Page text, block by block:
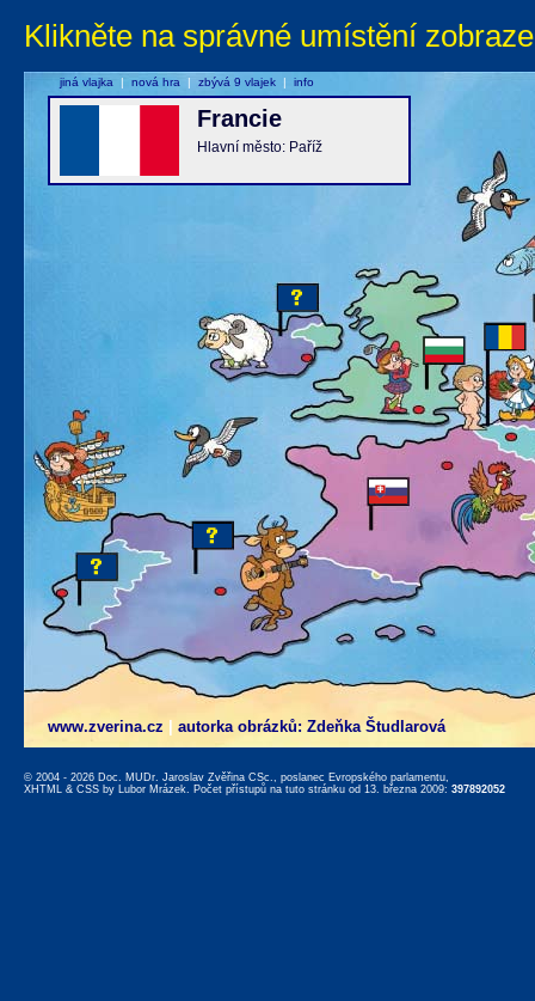
Klikněte na správné umístění
www.zverina.cz autorka obrázků: Zdeňka Študlarová
Francie
Hlavní město: Paříž
jiná vlajka | nová hra | zbývá 9 vlajek | info
© 2004 - 2026 Doc. MUDr. Jaroslav Zvěřina CSc., poslanec Evropského parlamentu,
XHTML & CSS by Lubor Mrázek. Počet přístupů na tuto stránku od 13. března 2009: 397892052